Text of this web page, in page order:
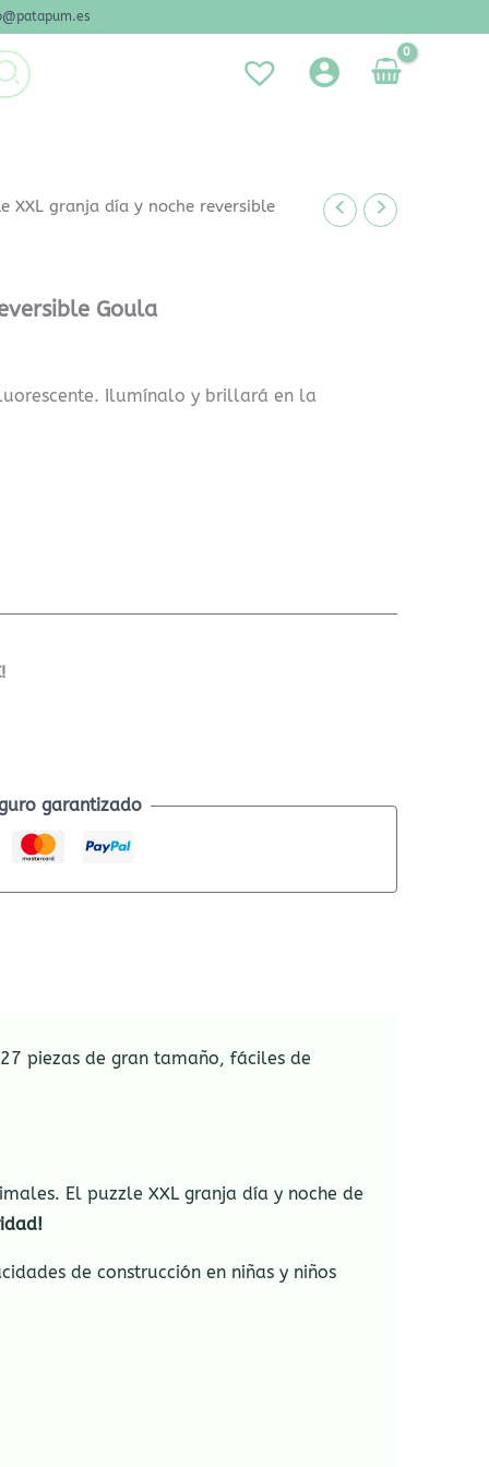
XXL granja día y noche reversible
Goula
Ilumínalo y brillará en la
garantizado
piezas de gran tamaño, fáciles de
El puzzle XXL granja día y noche de
de construcción en niñas y niños